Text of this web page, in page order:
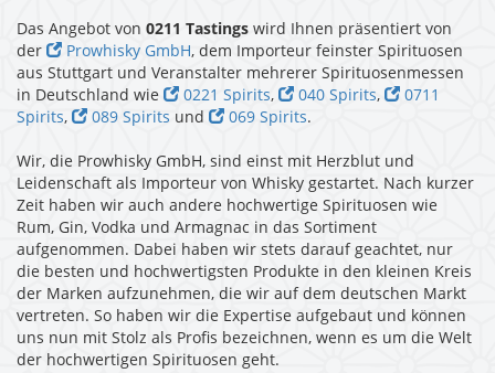
Das Angebot von 0211 Tastings wird Ihnen präsentiert von
der
Prowhisky GmbH , dem Importeur feinster Spirituosen
aus Stuttgart und Veranstalter mehrerer Spirituosenmessen
in Deutschland wie
0221 Spirits, 040 Spirits,
0711
Spirits, 089 Spirits und 069 Spirits.
Wir, die Prowhisky GmbH, sind einst mit Herzblut und
Leidenschaft als Importeur von Whisky gestartet. Nach kurzer
Zeit haben wir auch andere hochwertige Spirituosen wie
Rum, Gin, Vodka und Armagnac in das Sortiment
aufgenommen. Dabei haben wir stets darauf geachtet, nur
die besten und hochwertigsten Produkte in den kleinen Kreis
der Marken aufzunehmen, die wir auf dem deutschen Markt
vertreten. So haben wir die Expertise aufgebaut und können
uns nun mit Stolz als Profis bezeichnen, wenn es um die Welt
der hochwertigen Spirituosen geht.